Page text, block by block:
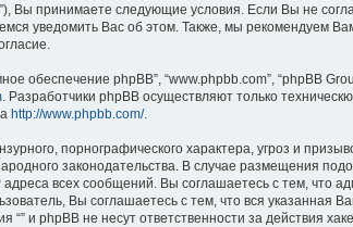
Вы принимаете следующие условия. Если Вы не
уведомить Вас об этом. Также, мы рекомендуем
phpBB”, “www.phpbb.com”, “phpBB
. Разработчики phpBB осуществляют только
http://www.phpbb.com/.
порнографического характера, угроз и
законодательства. В случае размещения
всех сообщений. Вы соглашаетесь с тем, что
Вы соглашаетесь с тем, что вся
и phpBB не несут ответственности за действия